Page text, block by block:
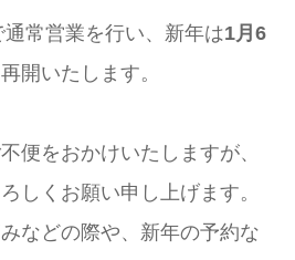
通常営業を行い、新年は1月6
開いたします。
便をおかけいたしますが、
しくお願い申し上げます。
などの際や、新年の予約な